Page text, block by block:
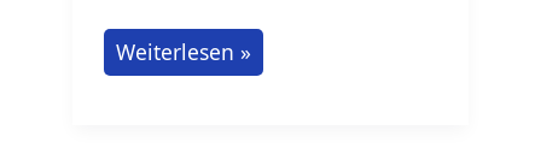
Studieren
in
Weiterlesen »